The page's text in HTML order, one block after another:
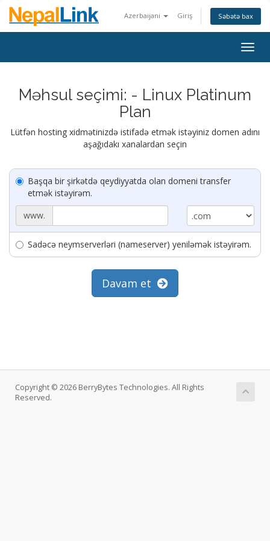
Azerbaijani Giriş Səbətə bax
Məhsul seçimi: - Linux Platinum
Plan
Lütfən hosting xidmətinizdə istifadə etmək istəyiniz domen adını
aşağıdakı xanalardan seçin
Başqa bir şirkətdə qeydiyyatda olan domeni transfer
etmək istəyirəm.
www.
Sadəcə neymserverləri (nameserver) yeniləmək istəyirəm.
Davam et
Copyright © 2026 BerryBytes Technologies. All Rights
Reserved.